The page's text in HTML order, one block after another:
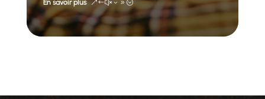
En savoir plus